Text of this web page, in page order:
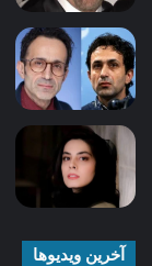
آخرین ویدیوها